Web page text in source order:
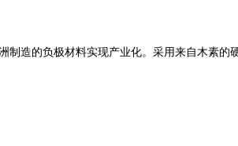
造的负极材料实现产业化。采用来自木素